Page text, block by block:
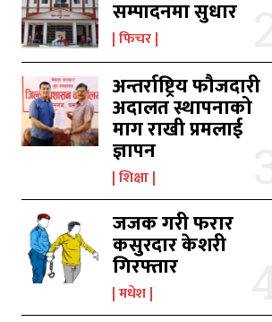
सम्पादनमा सुधार
फिचर
अन्तर्राष्ट्रिय फौजदारी
अदालत स्थापनाको
माग राखी प्रमलाई
ज्ञापन
शिक्षा
जजक गरी फरार
कसुरदार केशरी
गिरफ्तार
मधेश